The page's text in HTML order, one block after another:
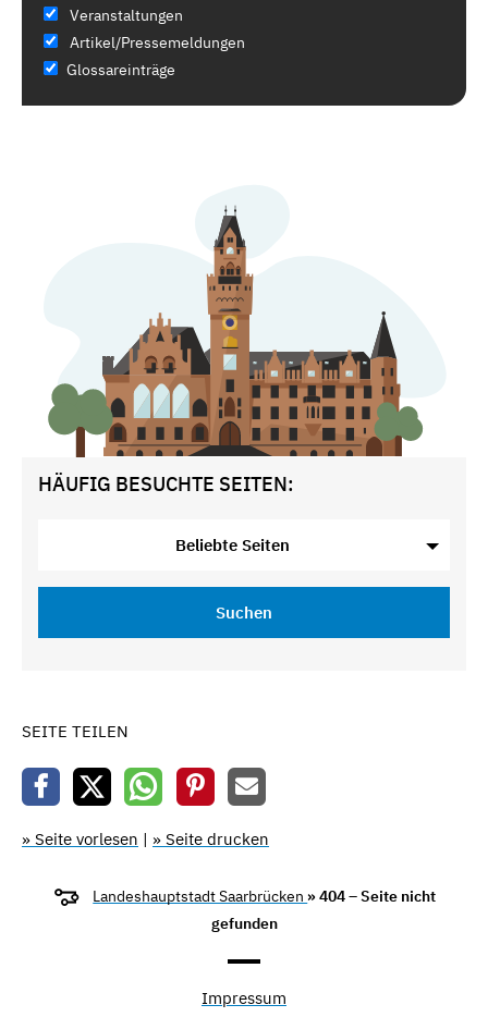
Veranstaltungen
Artikel/Pressemeldungen
Glossareinträge
HÄUFIG BESUCHTE SEITEN:
Beliebte Seiten
Suchen
SEITE TEILEN
» Seite vorlesen | » Seite drucken
Landeshauptstadt Saarbrücken » 404 – Seite nicht
gefunden
Impressum